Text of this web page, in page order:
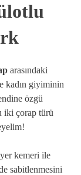
arasındaki
kadın giyiminin
özgü
iki çorap türü
kemeri ile
sabitlenmesini